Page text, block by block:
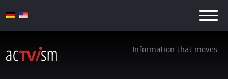
Information that moves.